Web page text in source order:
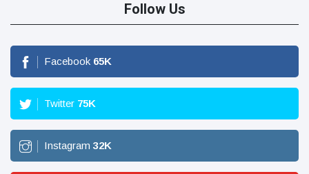
Follow Us
Facebook 65K
Twitter 75K
Instagram 32K